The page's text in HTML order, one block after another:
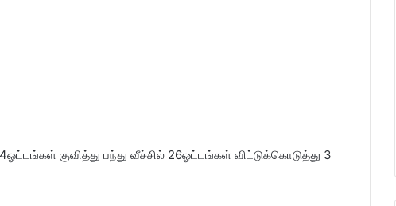
குவித்து பந்து வீச்சில் 26ஓட்டங்கள் விட்டுக்கொடுத்து 3